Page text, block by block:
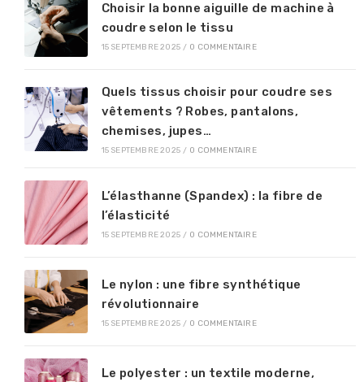
Choisir la bonne aiguille de machine à
coudre selon le tissu
15 SEPTEMBRE 2025 / 0 COMMENTAIRE
Quels tissus choisir pour coudre ses
vêtements ? Robes, pantalons,
chemises, jupes…
15 SEPTEMBRE 2025 / 0 COMMENTAIRE
L’élasthanne (Spandex) : la fibre de
l’élasticité
15 SEPTEMBRE 2025 / 0 COMMENTAIRE
Le nylon : une fibre synthétique
révolutionnaire
15 SEPTEMBRE 2025 / 0 COMMENTAIRE
Le polyester : un textile moderne,